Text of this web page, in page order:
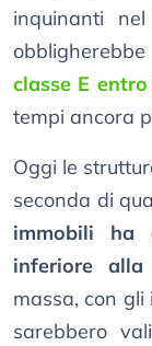
inquinanti
classe E
tempi ancora
Oggi le
seconda di
immobili ha
inferiore alla
massa, con
sarebbero